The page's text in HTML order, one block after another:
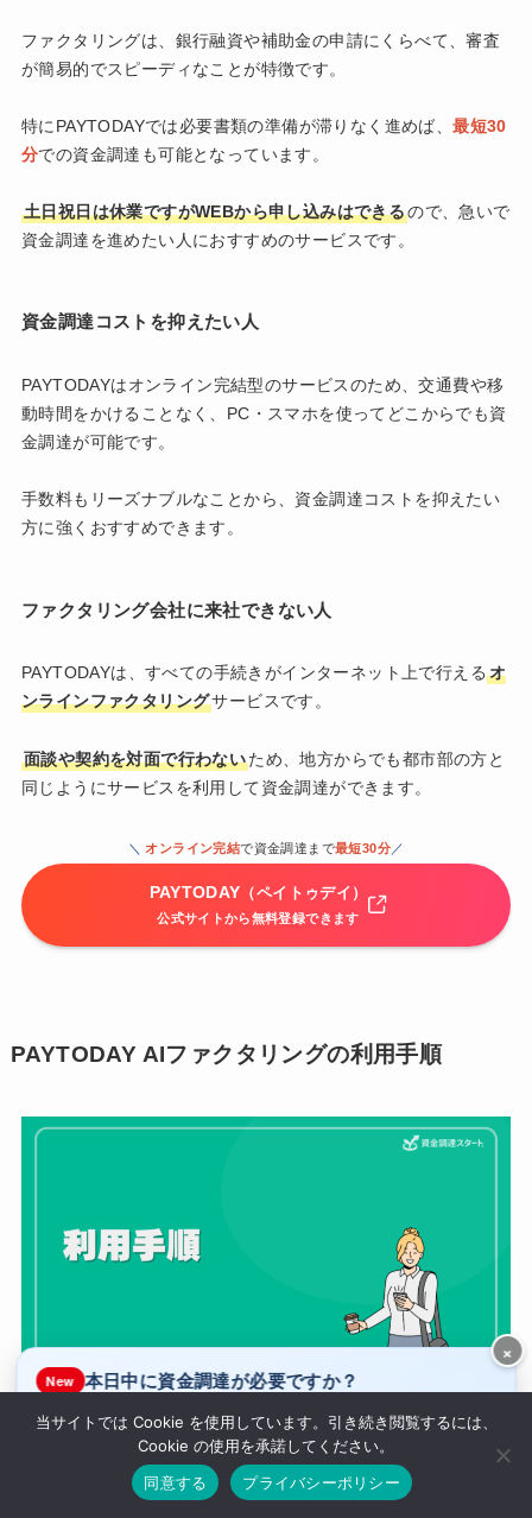
ファクタリングは、銀行融資や補助金の申請にくらべて、審査
が簡易的でスピーディなことが特徴です。
特にPAYTODAYでは必要書類の準備が滞りなく進めば、最短30
分での資金調達も可能となっています。
土日祝日は休業ですがWEBから申し込みはできるので、急いで
資金調達を進めたい人におすすめのサービスです。
資金調達コストを抑えたい人
PAYTODAYはオンライン完結型のサービスのため、交通費や移
動時間をかけることなく、PC・スマホを使ってどこからでも資
金調達が可能です。
手数料もリーズナブルなことから、資金調達コストを抑えたい
方に強くおすすめできます。
ファクタリング会社に来社できない人
PAYTODAYは、すべての手続きがインターネット上で行えるオ
ンラインファクタリングサービスです。
面談や契約を対面で行わないため、地方からでも都市部の方と
同じようにサービスを利用して資金調達ができます。
＼ オンライン完結で資金調達まで最短30分 ／
PAYTODAY （ペイトゥデイ）
公式サイトから無料登録できます
PAYTODAY AIファクタリングの利用手順
ここでは、PAYTODAY AIファクタリングの利用方法を解説しま
当サイトでは Cookie を使用しています。引き続き閲覧するには、
Cookie の使用を承諾してください。
同意する
プライバシーポリシー
×
New 本日中に資金調達が必要ですか？
はい
ラボルで休日即日入金
いいえ
休み明けでお得なQuQuMo